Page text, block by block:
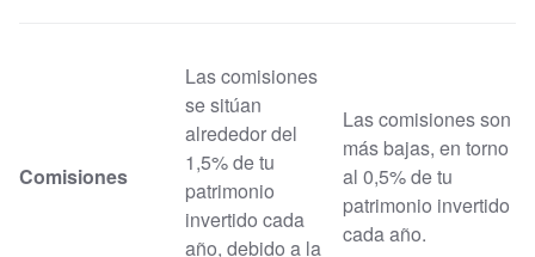
Comisiones
Las comisiones
se sitúan
alrededor del
1,5% de tu
patrimonio
invertido cada
año, debido a la
Las comisiones son
más bajas, en torno
al 0,5% de tu
patrimonio invertido
cada año.